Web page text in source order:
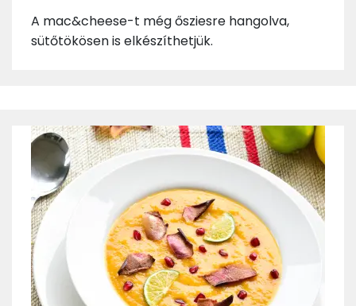
A mac&cheese-t még ősziesre hangolva,
sütőtökösen is elkészíthetjük.